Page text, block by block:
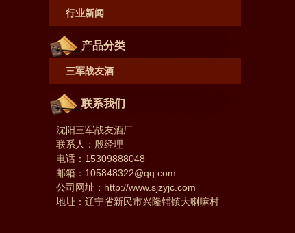
行业新闻
产品分类
三军战友酒
联系我们
沈阳三军战友酒厂
联系人：殷经理
电话：15309888048
邮箱： 105848322@qq.com
公司网址： http://www.sjzyjc.com
地址：辽宁省新民市兴隆铺镇大喇嘛村